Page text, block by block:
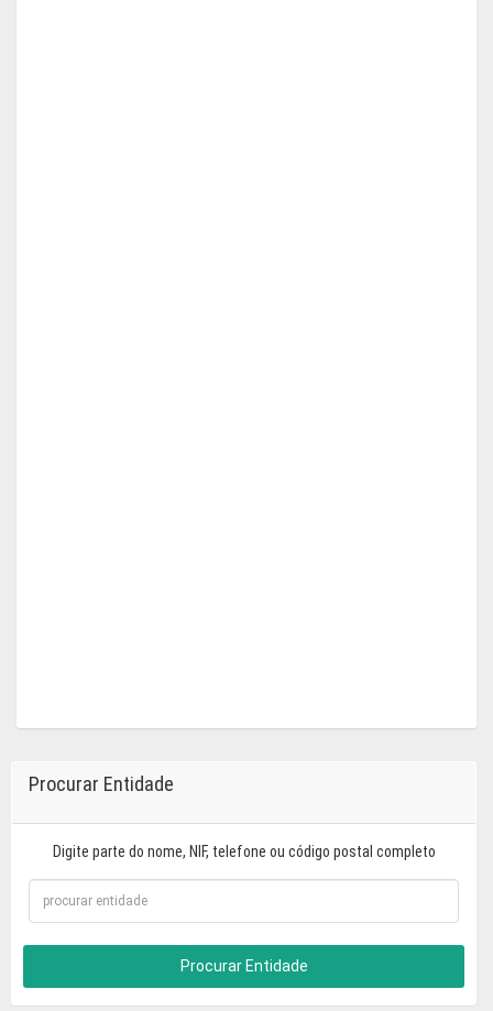
Procurar Entidade
Digite parte do nome, NIF, telefone ou código postal completo
Procurar Entidade